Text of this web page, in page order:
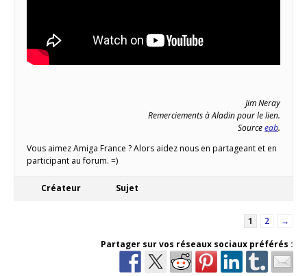
Jim Neray
Remerciements à Aladin pour le lien.
Sourceeab.
Vous aimez Amiga France ? Alors aidez nous en partageant et en
participant au forum. =)
Créateur Sujet
1 2
→
Partager sur vos réseaux sociaux préférés :